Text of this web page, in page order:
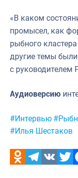
«В каком
промысел, как
рыбного
другие темы
с руководителем
Аудиоверсию
Метки:
#Интервью
#Илья Шестаков